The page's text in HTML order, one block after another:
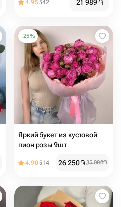
4.95542 21 989֏
-25%
Яркий букет из кустовой
пион розы 9шт
4.90514 26 250֏35 000֏